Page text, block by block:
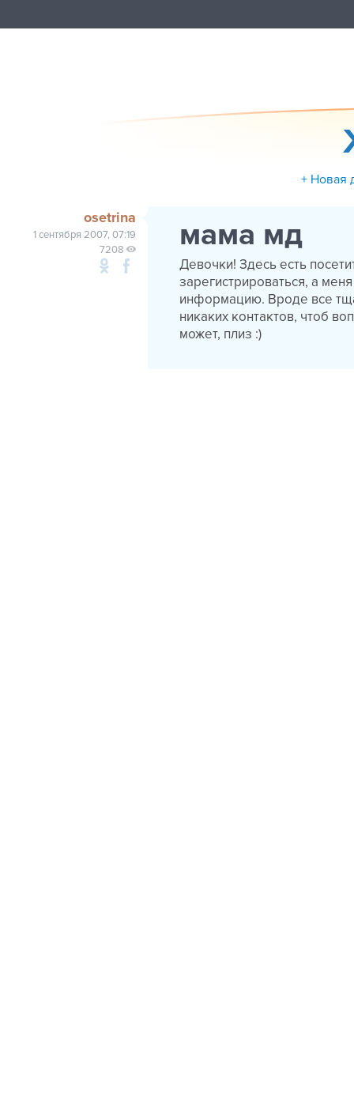
+ Новая
osetrina
1 сентября 2007, 07:19
7208
мама мд
Девочки! Здесь есть
зарегистрироваться, а
информацию. Вроде все
никаких контактов, чтоб
может, плиз :)